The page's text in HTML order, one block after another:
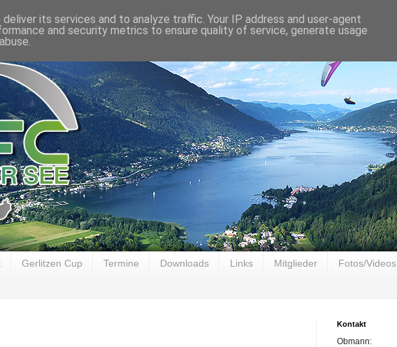
Gerlitzen Cup Termine Downloads Links Mitglieder Fotos/Videos
Kontakt
Obmann:
its services and to analyze traffic. Your IP address and user-agent
and security metrics to ensure quality of service, generate usage